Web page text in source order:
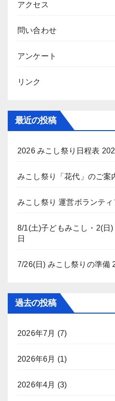
アクセス
問い合わせ
アンケート
リンク
最近の投稿
2026 みこし祭り日程表
みこし祭り「花代」のご案
みこし祭り 運営ボランテ
8/1(土)子どもみこし・2(日)
日
7/26(日) みこし祭りの準備
過去の投稿
2026年7月 (7)
2026年6月 (1)
2026年4月 (3)